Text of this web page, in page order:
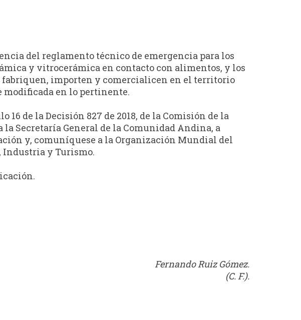
del reglamento técnico de emergencia para los
y vitrocerámica en contacto con alimentos, y los
fabriquen, importen y comercialicen en el territorio
modificada en lo pertinente.
16 de la Decisión 827 de 2018, de la Comisión de la
Secretaría General de la Comunidad Andina, a
y, comuníquese a la Organización Mundial del
Industria y Turismo.
Fernando Ruiz Gómez.
(C. F.).